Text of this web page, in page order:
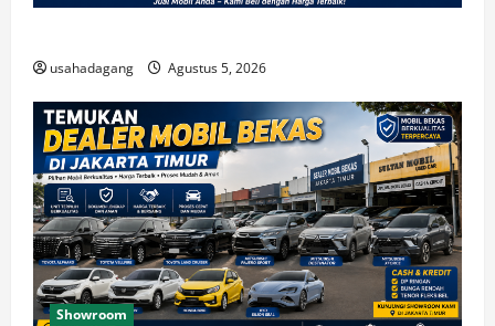
usahadagang Agustus 5, 2026
Showroom